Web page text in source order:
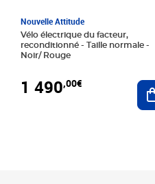
Nouvelle Attitude
Vélo électrique du facteur,
reconditionné - Taille normale -
Noir/ Rouge
1 490,00€